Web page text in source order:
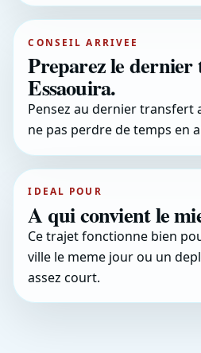
CONSEIL ARRIVEE
Preparez le dernier
Essaouira.
Pensez au dernier transfert
ne pas perdre de temps en
IDEAL POUR
A qui convient le
Ce trajet fonctionne bien
ville le meme jour ou un
assez court.